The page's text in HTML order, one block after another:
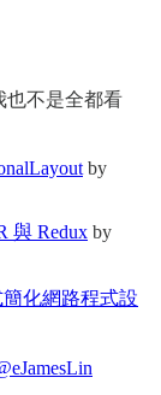
也不是全都看
by
與 Redux by
化網路程式設